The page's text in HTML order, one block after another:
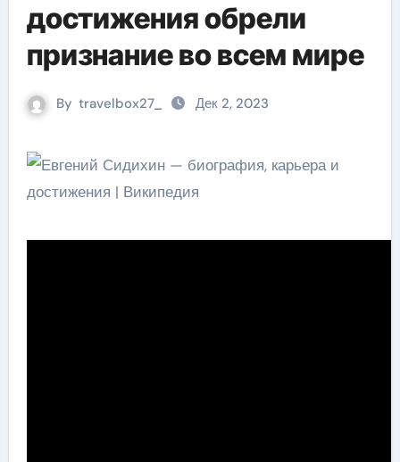
достижения обрели
признание во всем мире
By travelbox27_ Дек 2, 2023